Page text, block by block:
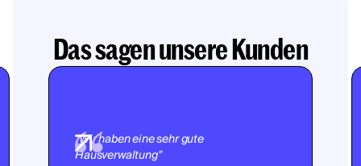
Das sagen unsere Kunden
"Wir haben eine sehr gute
Hausverwaltung"